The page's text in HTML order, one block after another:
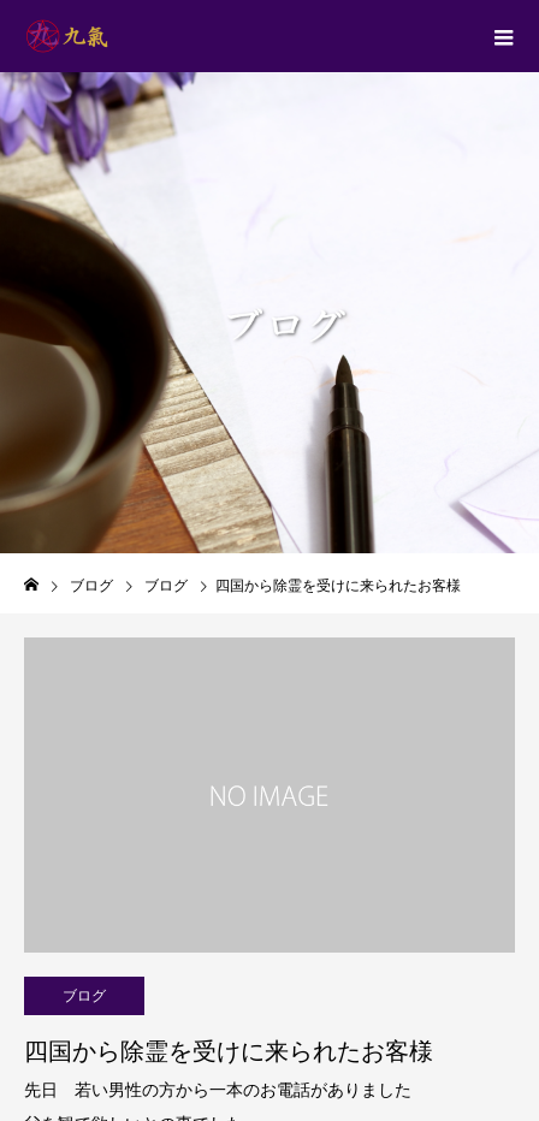
ブログ ブログ 四国から除霊を受けに来られたお客様
ブログ
四国から除霊を受けに来られたお客様
先日 若い男性の方から一本のお電話がありました